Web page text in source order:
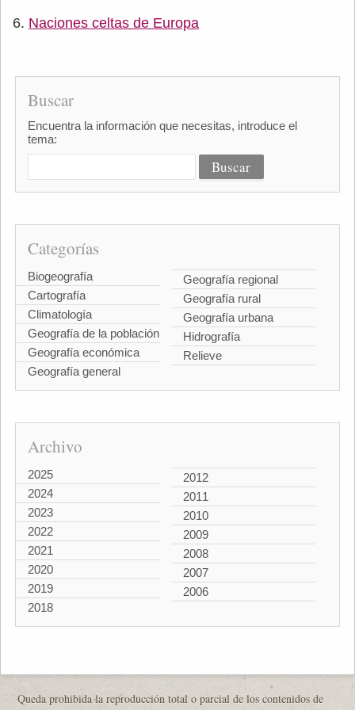
Naciones celtas de Europa
Buscar
Encuentra la información que necesitas, introduce el
tema:
Categorías
Biogeografía
Cartografía
Climatología
Geografía de la población
Geografía económica
Geografía general
Geografía regional
Geografía rural
Geografía urbana
Hidrografía
Relieve
Archivo
2025
2024
2023
2022
2021
2020
2019
2018
2012
2011
2010
2009
2008
2007
2006
Queda prohibida la reproducción total o parcial de los contenidos de